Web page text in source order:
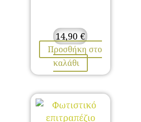
14,90€
Προσθήκη στο
καλάθι